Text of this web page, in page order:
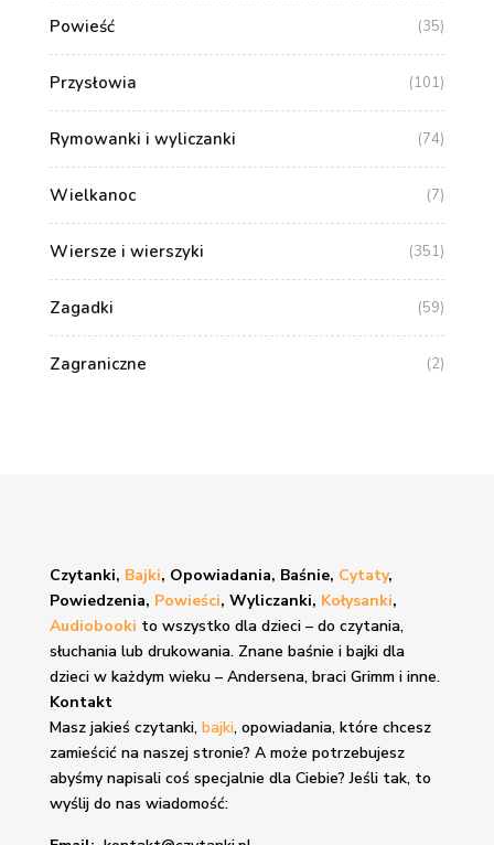
Powieść (35)
Przysłowia (101)
Rymowanki i wyliczanki (74)
Wielkanoc (7)
Wiersze i wierszyki (351)
Zagadki (59)
Zagraniczne (2)
Czytanki, Bajki, Opowiadania, Baśnie, Cytaty,
Powiedzenia, Powieści, Wyliczanki, Kołysanki,
Audiobooki to wszystko dla dzieci – do czytania,
słuchania lub drukowania. Znane baśnie i bajkidla
dzieci w każdym wieku – Andersena, braci Grimm i inne.
Kontakt
Masz jakieś czytanki, bajki, opowiadania, które chcesz
zamieścić na naszej stronie? A może potrzebujesz
abyśmy napisali coś specjalnie dla Ciebie? Jeśli tak, to
wyślij do nas wiadomość: